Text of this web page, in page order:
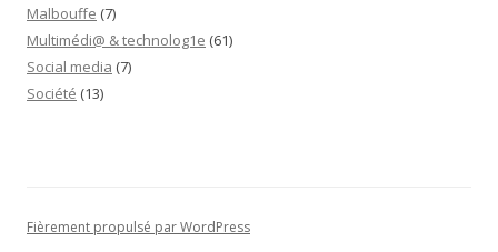
Malbouffe (7)
Multimédi@ & technolog1e (61)
Social media (7)
Société (13)
Fièrement propulsé par WordPress